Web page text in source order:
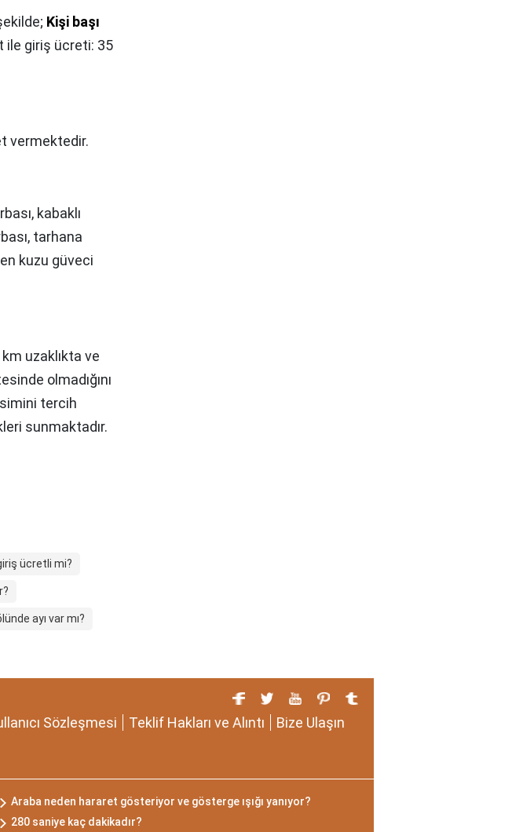
Kişi başı
ile giriş ücreti: 35
vermektedir.
kabaklı
tarhana
kuzu güveci
uzaklıkta ve
olmadığını
tercih
sunmaktadır.
ücretli mi?
ayı var mı?
Sözleşmesi Teklif Hakları ve Alıntı Bize Ulaşın
Araba neden hararet gösteriyor ve gösterge ışığı yanıyor?
280 saniye kaç dakikadır?